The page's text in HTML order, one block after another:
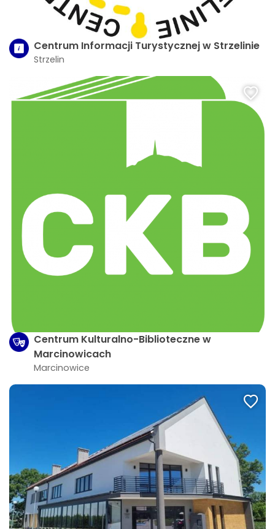
Centrum Informacji Turystycznej w Strzelinie
Strzelin
Centrum Kulturalno-Biblioteczne w
Marcinowicach
Marcinowice